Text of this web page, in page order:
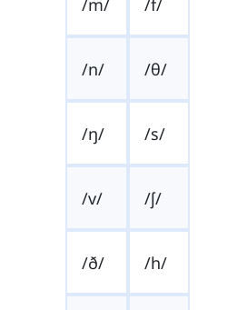
/n/ /θ/
/ŋ/ /s/
/v/ /ʃ/
/ð/ /h/